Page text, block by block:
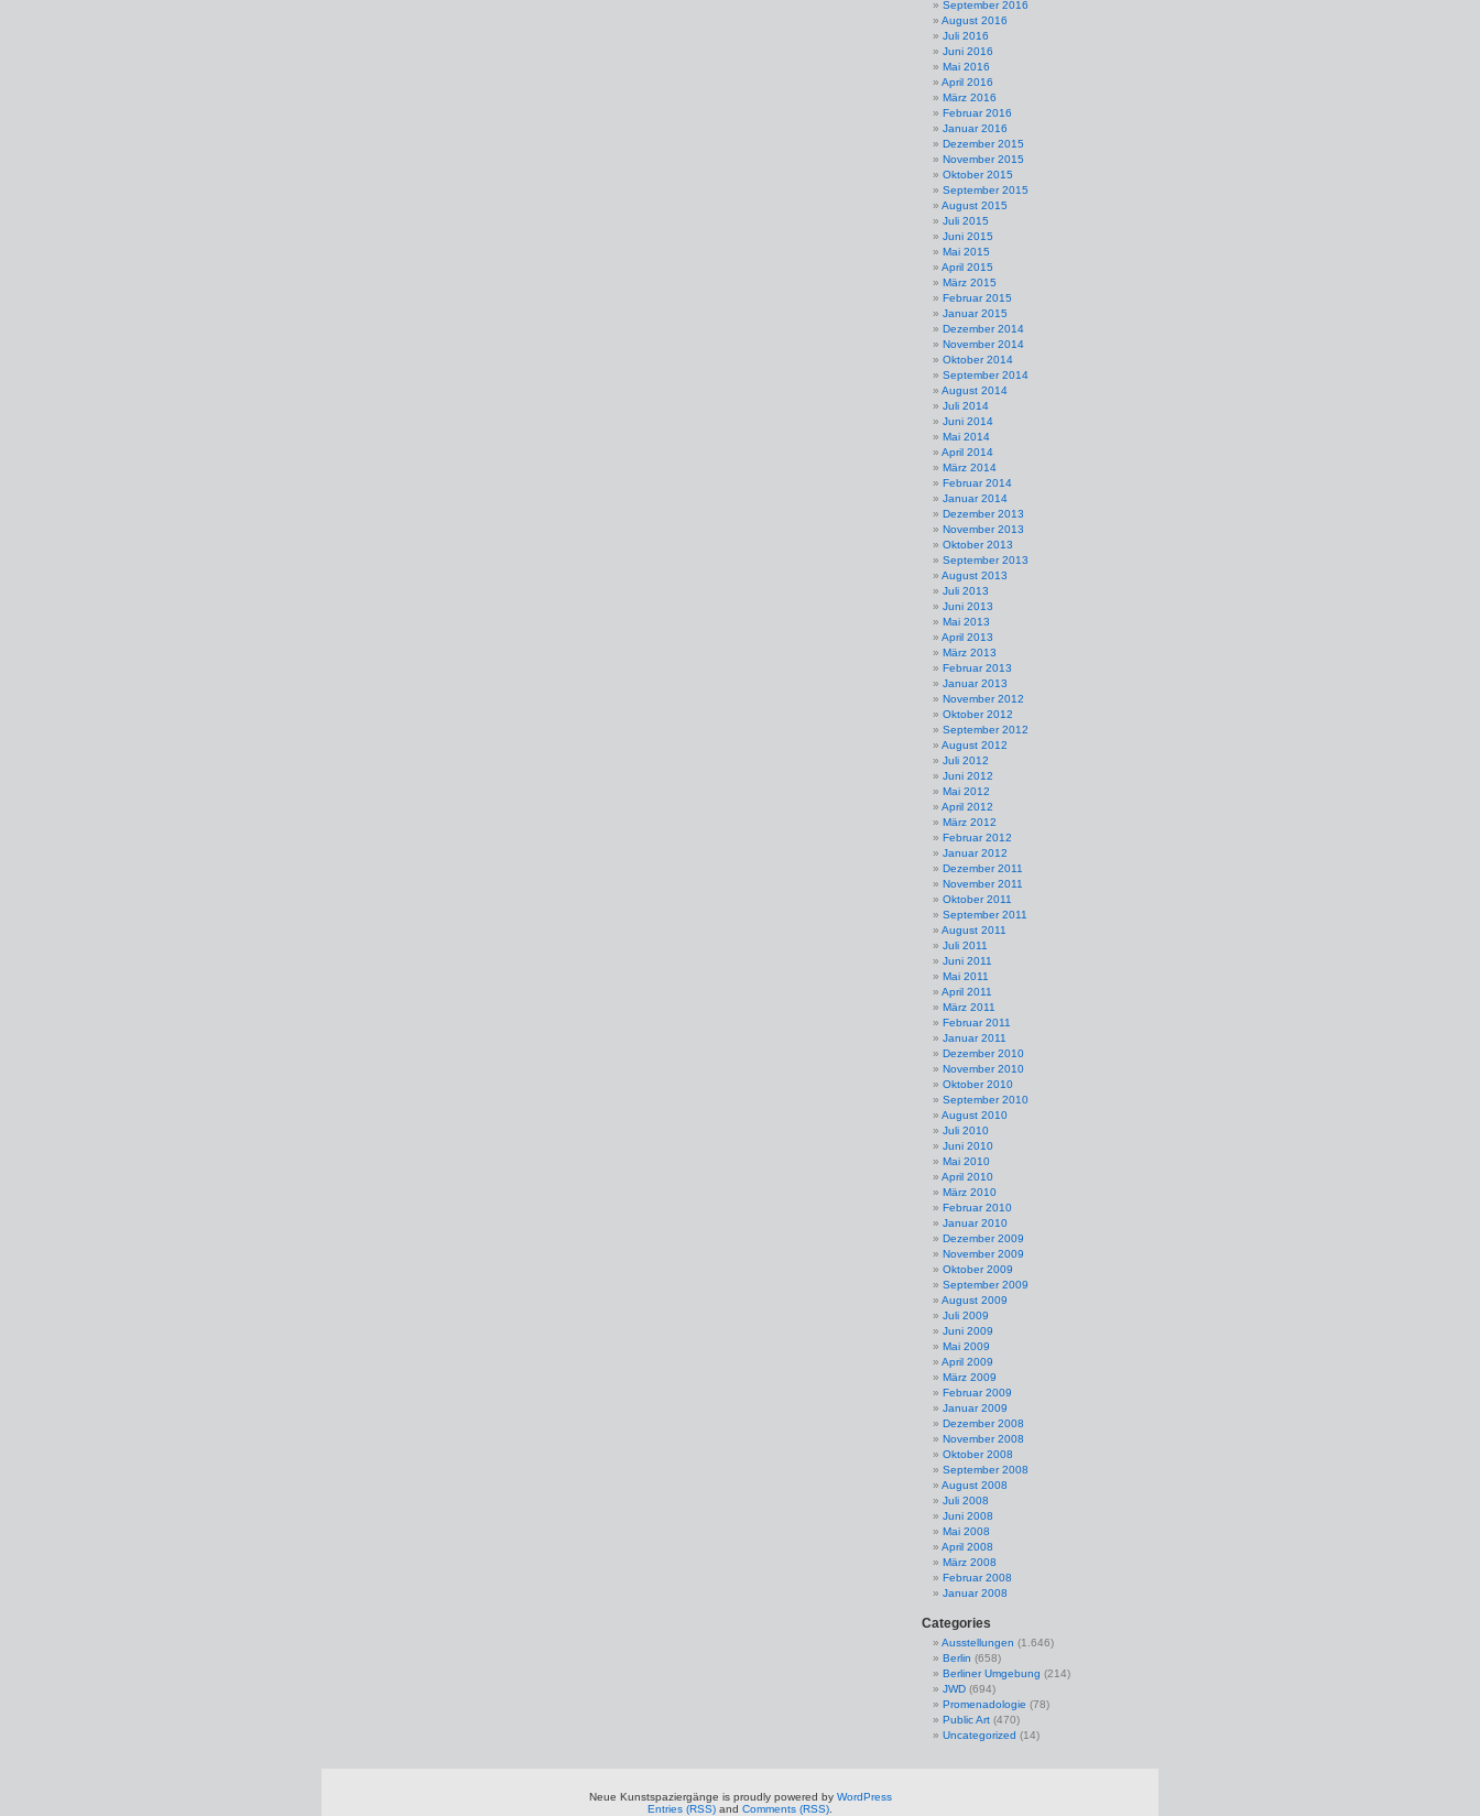
September 2016
August 2016
Juli 2016
Juni 2016
Mai 2016
April 2016
März 2016
Februar 2016
Januar 2016
Dezember 2015
November 2015
Oktober 2015
September 2015
August 2015
Juli 2015
Juni 2015
Mai 2015
April 2015
März 2015
Februar 2015
Januar 2015
Dezember 2014
November 2014
Oktober 2014
September 2014
August 2014
Juli 2014
Juni 2014
Mai 2014
April 2014
März 2014
Februar 2014
Januar 2014
Dezember 2013
November 2013
Oktober 2013
September 2013
August 2013
Juli 2013
Juni 2013
Mai 2013
April 2013
März 2013
Februar 2013
Januar 2013
November 2012
Oktober 2012
September 2012
August 2012
Juli 2012
Juni 2012
Mai 2012
April 2012
März 2012
Februar 2012
Januar 2012
Dezember 2011
November 2011
Oktober 2011
September 2011
August 2011
Juli 2011
Juni 2011
Mai 2011
April 2011
März 2011
Februar 2011
Januar 2011
Dezember 2010
November 2010
Oktober 2010
September 2010
August 2010
Juli 2010
Juni 2010
Mai 2010
April 2010
März 2010
Februar 2010
Januar 2010
Dezember 2009
November 2009
Oktober 2009
September 2009
August 2009
Juli 2009
Juni 2009
Mai 2009
April 2009
März 2009
Februar 2009
Januar 2009
Dezember 2008
November 2008
Oktober 2008
September 2008
August 2008
Juli 2008
Juni 2008
Mai 2008
April 2008
März 2008
Februar 2008
Januar 2008
Categories
Ausstellungen (1.646)
Berlin (658)
Berliner Umgebung (214)
JWD (694)
Promenadologie (78)
Public Art (470)
Uncategorized (14)
Neue Kunstspaziergänge is proudly powered by WordPress
Entries (RSS) and Comments (RSS)